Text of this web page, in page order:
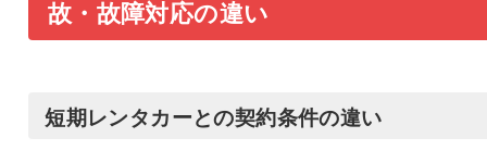
故・故障対応の違い
短期レンタカーとの契約条件の違い